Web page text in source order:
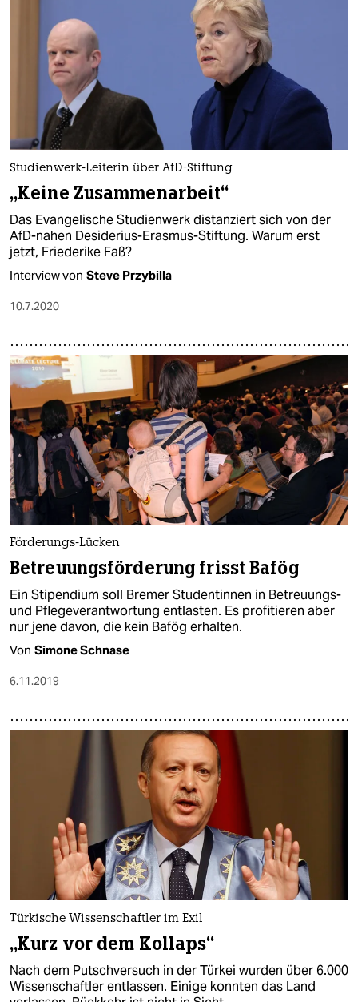
Studienwerk-Leiterin über AfD-Stiftung
„Keine Zusammenarbeit“
Das Evangelische Studienwerk distanziert sich von der
AfD-nahen Desiderius-Erasmus-Stiftung. Warum erst
jetzt, Friederike Faß?
Interview von Steve Przybilla
10.7.2020
Förderungs-Lücken
Betreuungsförderung frisst Bafög
Ein Stipendium soll Bremer Studentinnen in Betreuungs-
und Pflegeverantwortung entlasten. Es profitieren aber
nur jene davon, die kein Bafög erhalten.
Von Simone Schnase
6.11.2019
Türkische Wissenschaftler im Exil
„Kurz vor dem Kollaps“
Nach dem Putschversuch in der Türkei wurden über 6.000
Wissenschaftler entlassen. Einige konnten das Land